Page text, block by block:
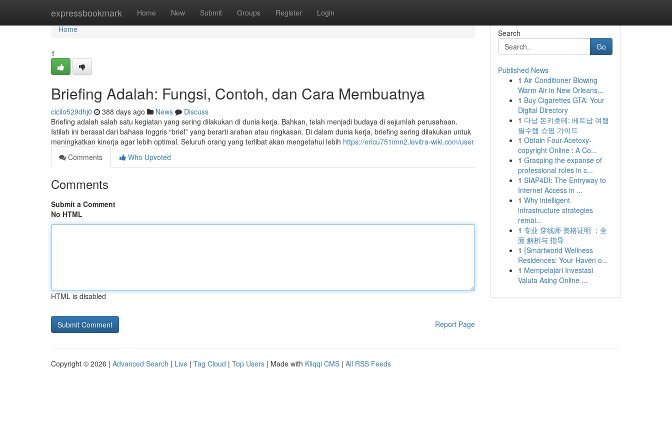
expressbookmark Home New Submit Groups Register Login
Home
Home
1
Briefing Adalah: Fungsi, Contoh, dan Cara Membuatnya
cicilo529dhj0 388 days ago News
Discuss
Briefing adalah salah satu kegiatan yang sering dilakukan di dunia kerja. Bahkan, telah menjadi budaya di sejumlah perusahaan.
Istilah ini berasal dari bahasa Inggris “brief” yang berarti arahan atau ringkasan. Di dalam dunia kerja, briefing sering dilakukan untuk
meningkatkan kinerja agar lebih optimal. Seluruh orang yang terlibat akan mengetahui lebih https://ericu751imn2.levitra-wiki.com/user
Comments
Who Upvoted
Comments
Submit a Comment
No HTML
HTML is disabled
Report Page
Search
Go
Published News
1 Air Conditioner Blowing
Warm Air in New Orleans...
1 Buy Cigarettes GTA: Your
Digital Directory
1 다낭 돈키호테: 베트남 여행
필수템 쇼핑 가이드
1 Obtain Four-Acetoxy-
copyright Online : A Co...
1 Grasping the expanse of
professional roles in c...
1 SIAP4DI: The Entryway to
Internet Access in ...
1 Why intelligent
infrastructure strategies
remai...
1 专业 穿线师 资格证明 ：全
面 解析与 指导
1 {Smartworld Wellness
Residences: Your Haven o...
1 Mempelajari Investasi
Valuta Asing Online ...
Copyright © 2026 | Advanced Search | Live | Tag Cloud | Top Users | Made with Kliqqi CMS | All RSS Feeds